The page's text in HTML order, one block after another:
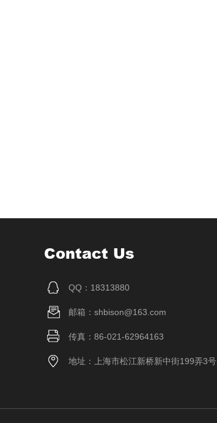
Contact Us
QQ：18313880
邮箱：shbison@163.com
传真：86-021-62964163
地址：上海市松江新桥新中街199弄3号